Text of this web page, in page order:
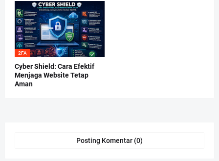
2FA
Cyber Shield: Cara Efektif
Menjaga Website Tetap
Aman
Posting Komentar (0)